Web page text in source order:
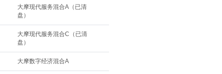
大摩现代服务混合A（已清
盘）
大摩现代服务混合C（已清
盘）
大摩数字经济混合A